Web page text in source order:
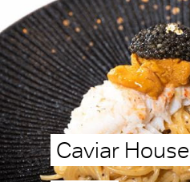
Caviar House